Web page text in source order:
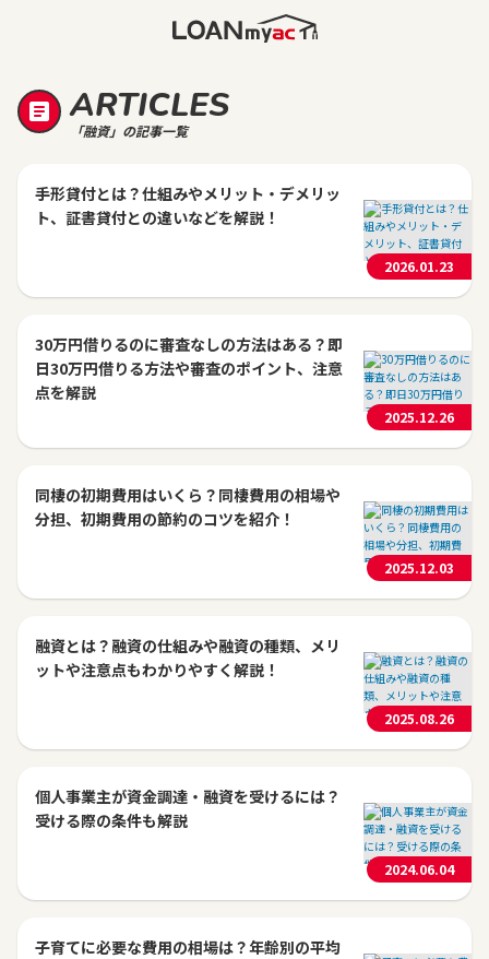
ARTICLES
「融資」の記事一覧
手形貸付とは？仕組みやメリット・デメリッ
ト、証書貸付との違いなどを解説！
2026.01.23
30万円借りるのに審査なしの方法はある？即
日30万円借りる方法や審査のポイント、注意
点を解説
2025.12.26
同棲の初期費用はいくら？同棲費用の相場や
分担、初期費用の節約のコツを紹介！
2025.12.03
融資とは？融資の仕組みや融資の種類、メリ
ットや注意点もわかりやすく解説！
2025.08.26
個人事業主が資金調達・融資を受けるには？
受ける際の条件も解説
2024.06.04
子育てに必要な費用の相場は？年齢別の平均